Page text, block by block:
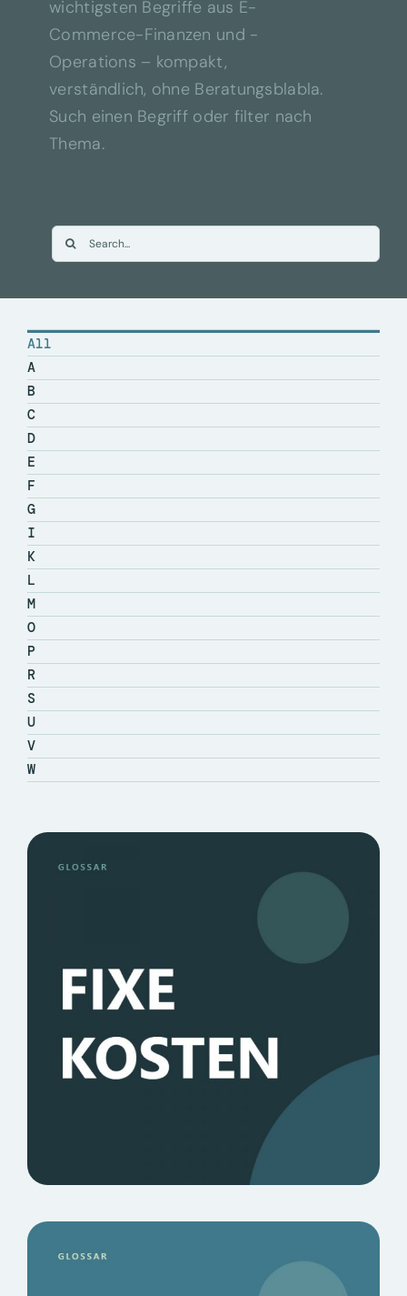
wichtigsten Begriffe aus E-
Commerce-Finanzen und -
Operations – kompakt,
verständlich, ohne Beratungsblabla.
Such einen Begriff oder filter nach
Thema.
Suche
nach:
All
A
B
C
D
E
F
G
I
K
L
M
O
P
R
S
U
V
W